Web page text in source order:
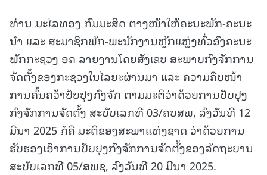
ທ່ານ ມະໄລທອງ ກົມມະສິດ ຕາງໜ້າໃຫ້ຄະນະພັກ-ຄະນະ
ນຳ ແລະ ສະມາຊິກພັກ-ພະນັກງານຫຼັກແຫຼ່ງທົ່ວອົງຄະນະ
ພັກກະຊວງ ອຄ ລາຍງານໂດຍສັງເຂບ ສະພາບກົງຈັກການ
ຈັດຕັ້ງຂອງກະຊວງໃນໄລຍະຜ່ານມາ ແລະ ຄວາມຄືບໜ້າ
ການຄົ້ນຄວ້າປັບປຸງກົງຈັກ ຕາມມະຕິວ່າດ້ວຍການປັບປຸງ
ກົງຈັກການຈັດຕັ້ງ ສະບັບເລກທີ 03/ຄບສພ, ລົງວັນທີ 12
ມີນາ 2025 ກໍຄື ມະຕິຂອງສະພາແຫ່ງຊາດ ວ່າດ້ວຍການ
ຮັບຮອງເອົາການປັບປຸງກົງຈັກການຈັດຕັ້ງຂອງລັດຖະບານ
ສະບັບເລກທີ 05/ສພຊ, ລົງວັນທີ 20 ມີນາ 2025.